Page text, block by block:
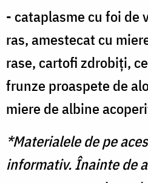
- cataplasme cu foi de
ras, amestecat cu
rase, cartofi zdrobiţi,
frunze proaspete de
miere de albine
*Materialele de pe
informativ. Înainte de